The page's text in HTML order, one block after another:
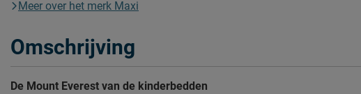
Meer over het merk Maxi
Omschrijving
De Mount Everest van de kinderbedden